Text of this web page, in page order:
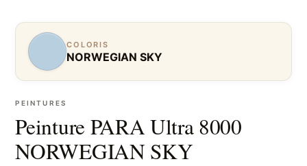
COLORIS
NORWEGIAN SKY
PEINTURES
Peinture PARA Ultra 8000
NORWEGIAN SKY